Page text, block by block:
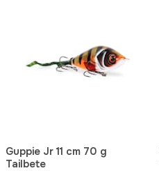
Guppie Jr 11 cm 70 g
Tailbete